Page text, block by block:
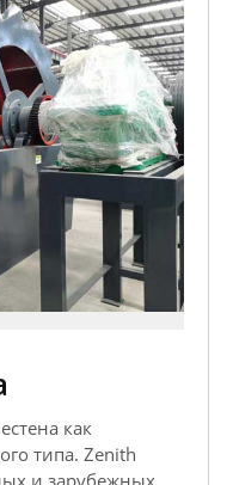
как
типа. Zenith
и зарубежных